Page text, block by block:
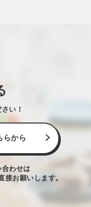
い！
らから
わせは
接お願いします。